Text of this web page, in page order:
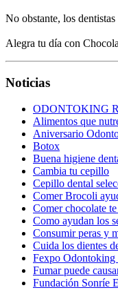
No obstante, los
Alegra tu día con
Noticias
ODONTOKING
Alimentos que
Aniversario
Botox
Buena higiene
Cambia tu cepillo
Cepillo dental
Comer Brocoli
Comer chocolate
Como ayudan los
Consumir peras y
Cuida los dientes
Fexpo Odontoking
Fumar puede
Fundación Sonríe